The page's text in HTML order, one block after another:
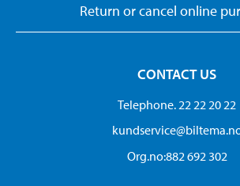
Return or cancel online
CONTACT US
Telephone. 22 22 20 22
Org.no:882 692 302